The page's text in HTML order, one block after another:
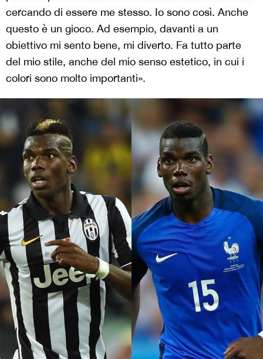
cercando di essere me stesso. Io sono così. Anche
questo è un gioco. Ad esempio, davanti a un
obiettivo mi sento bene, mi diverto. Fa tutto parte
del mio stile, anche del mio senso estetico, in cui i
colori sono molto importanti».